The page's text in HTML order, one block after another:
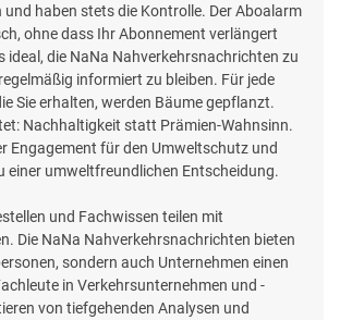
und haben stets die Kontrolle. Der Aboalarm
ohne dass Ihr Abonnement verlängert
ideal, die NaNa Nahverkehrsnachrichten zu
informiert zu bleiben. Für jede
Sie erhalten, werden Bäume gepflanzt.
Nachhaltigkeit statt Prämien-Wahnsinn.
Engagement für den Umweltschutz und
einer umweltfreundlichen Entscheidung.
und Fachwissen teilen mit
Die NaNa Nahverkehrsnachrichten bieten
sondern auch Unternehmen einen
in Verkehrsunternehmen und -
von tiefgehenden Analysen und